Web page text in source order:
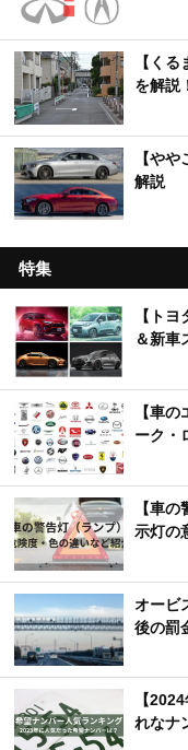
【く
を解説
【や
解説
特集
【ト
＆新車
【車
ーク・
【車
示灯の
オービ
後の罰
【
れなナ